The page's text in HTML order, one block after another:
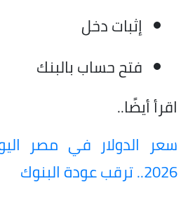
إثبات دخل
فتح حساب بالبنك
اقرأ أيضًا..
2026.. ترقب عودة البنوك